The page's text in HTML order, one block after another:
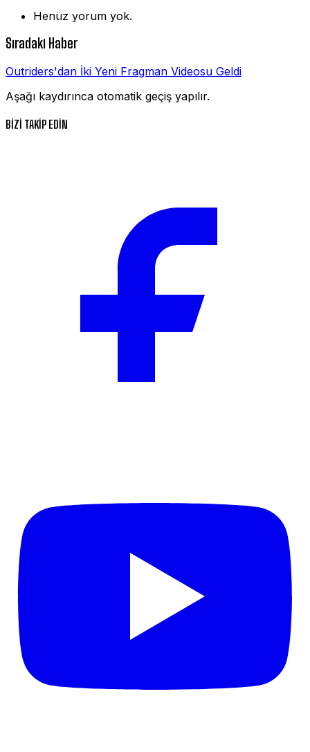
Henüz yorum yok.
Sıradaki Haber
Outriders'dan İki Yeni Fragman Videosu Geldi
Aşağı kaydırınca otomatik geçiş yapılır.
BİZİ TAKİP EDİN